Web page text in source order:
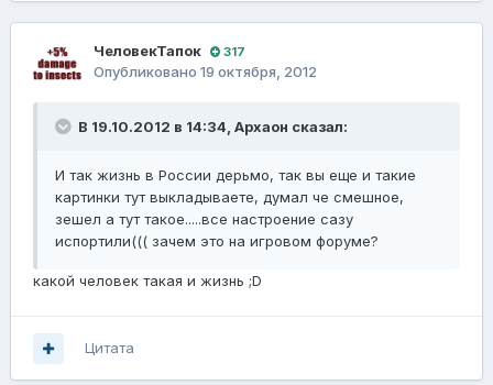
ЧеловекТапок 317
Опубликовано 19 октября, 2012
В 19.10.2012 в 14:34, Архаон сказал:
И так жизнь в России дерьмо, так вы еще и такие
картинки тут выкладываете, думал че смешное,
зешел а тут такое.....все настроение сазу
испортили((( зачем это на игровом форуме?
какой человек такая и жизнь ;D
Цитата